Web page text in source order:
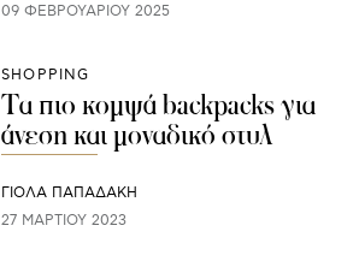
09 ΦΕΒΡΟΥΑΡΊΟΥ 2025
SHOPPING
Τα πιο κομψά backpacks για
άνεση και μοναδικό στυλ
ΓΙΌΛΑ ΠΑΠΑΔΆΚΗ
27 ΜΑΡΤΊΟΥ 2023